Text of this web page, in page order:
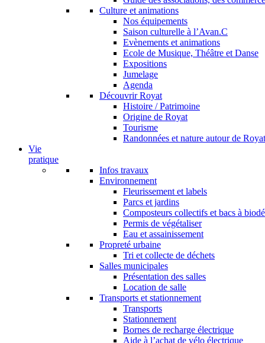
Culture et animations
Nos équipements
Saison culturelle à l’Avan.C
Evènements et animations
Ecole de Musique, Théâtre et Danse
Expositions
Jumelage
Agenda
Découvrir Royat
Histoire / Patrimoine
Origine de Royat
Tourisme
Randonnées et nature autour de Royat
Vie
pratique
Infos travaux
Environnement
Fleurissement et labels
Parcs et jardins
Composteurs collectifs et bacs à
Permis de végétaliser
Eau et assainissement
Propreté urbaine
Tri et collecte de déchets
Salles municipales
Présentation des salles
Location de salle
Transports et stationnement
Transports
Stationnement
Bornes de recharge électrique
Aide à l’achat de vélo électrique